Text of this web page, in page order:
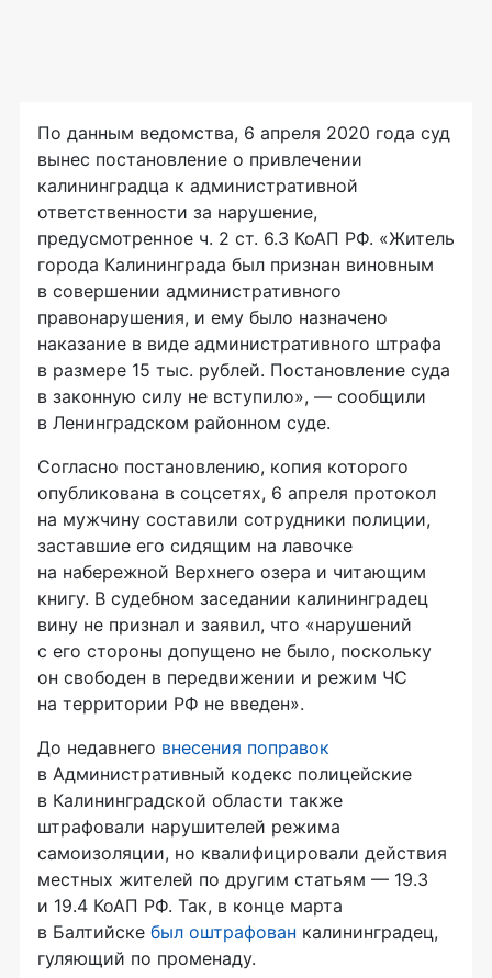
По данным ведомства, 6 апреля 2020 года суд
вынес постановление о привлечении
калининградца к административной
ответственности за нарушение,
предусмотренное ч. 2 ст. 6.3 КоАП РФ. «Житель
города Калининграда был признан виновным
в совершении административного
правонарушения, и ему было назначено
наказание в виде административного штрафа
в размере 15 тыс. рублей. Постановление суда
в законную силу не вступило», — сообщили
в Ленинградском районном суде.
Согласно постановлению, копия которого
опубликована в соцсетях, 6 апреля протокол
на мужчину составили сотрудники полиции,
заставшие его сидящим на лавочке
на набережной Верхнего озера и читающим
книгу. В судебном заседании калининградец
вину не признал и заявил, что «нарушений
с его стороны допущено не было, поскольку
он свободен в передвижении и режим ЧС
на территории РФ не введен».
До недавнего внесения поправок
в Административный кодекс полицейские
в Калининградской области также
штрафовали нарушителей режима
самоизоляции, но квалифицировали действия
местных жителей по другим статьям — 19.3
и 19.4 КоАП РФ. Так, в конце марта
в Балтийске был оштрафован калининградец,
гуляющий по променаду.